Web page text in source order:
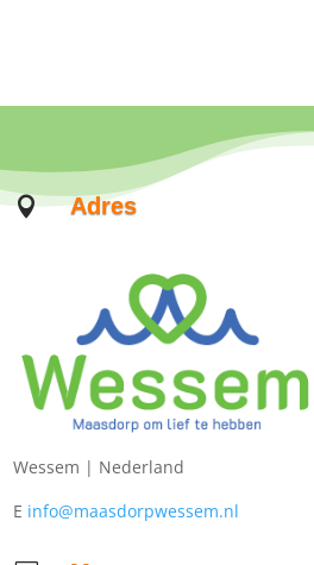
 Adres
Wessem | Nederland
E info@maasdorpwessem.nl